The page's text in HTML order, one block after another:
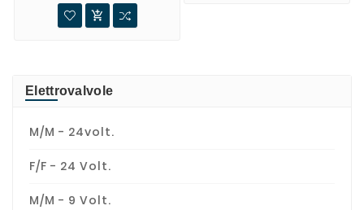

Elettrovalvole
M/M - 24volt.
F/F - 24 Volt.
M/M - 9 Volt.